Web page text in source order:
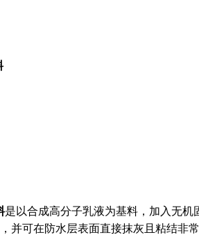
是以合成高分子乳液为基料，加入无
并可在防水层表面直接抹灰且粘结非